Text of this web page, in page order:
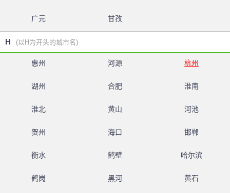
广元 甘孜
H (以H为开头的城市名)
惠州 河源 杭州
湖州 合肥 淮南
淮北 黄山 河池
贺州 海口 邯郸
衡水 鹤壁 哈尔滨
鹤岗 黑河 黄石